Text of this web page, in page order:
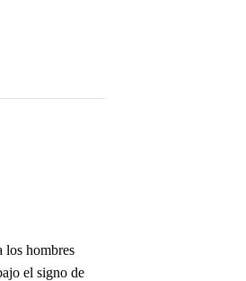
los hombres
el signo de